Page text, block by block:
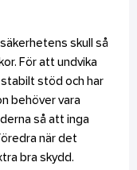
skull så
För att undvika
stöd och har
behöver vara
så att inga
när det
bra skydd.